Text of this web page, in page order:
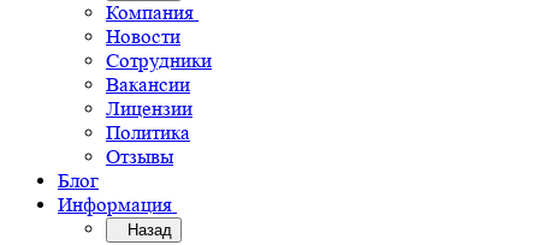
Компания
Новости
Сотрудники
Вакансии
Лицензии
Политика
Отзывы
Блог
Информация
Назад